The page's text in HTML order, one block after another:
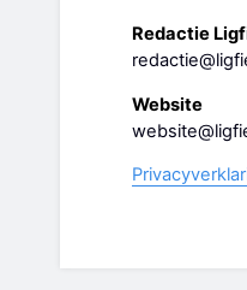
Redactie
Website